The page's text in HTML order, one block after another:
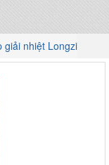
giải nhiệt Longzi